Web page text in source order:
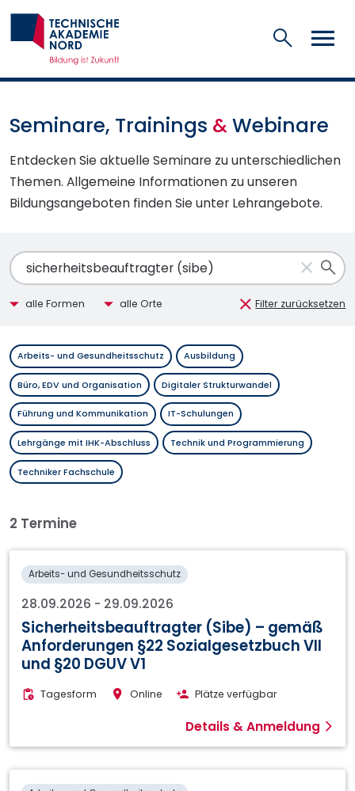
Suchen
Seminare, Trainings &Webinare
Entdecken Sie aktuelle Seminare zu unterschiedlichen
Themen. Allgemeine Informationen zu unseren
Bildungsangeboten finden Sie unter Lehrangebote.
Textsuche
Filter zurücksetzen
Arbeits- und Gesundheitsschutz Ausbildung
Büro, EDV und Organisation Digitaler Strukturwandel
Führung und Kommunikation IT-Schulungen
Lehrgänge mit IHK-Abschluss Technik und Programmierung
Techniker Fachschule
2 Termine
Arbeits- und Gesundheitsschutz
28.09.2026 - 29.09.2026
Sicherheitsbeauftragter (Sibe) – gemäß
Anforderungen §22 Sozialgesetzbuch VII
und §20 DGUV V1
Tagesform Online Plätze verfügbar
Details & Anmeldung